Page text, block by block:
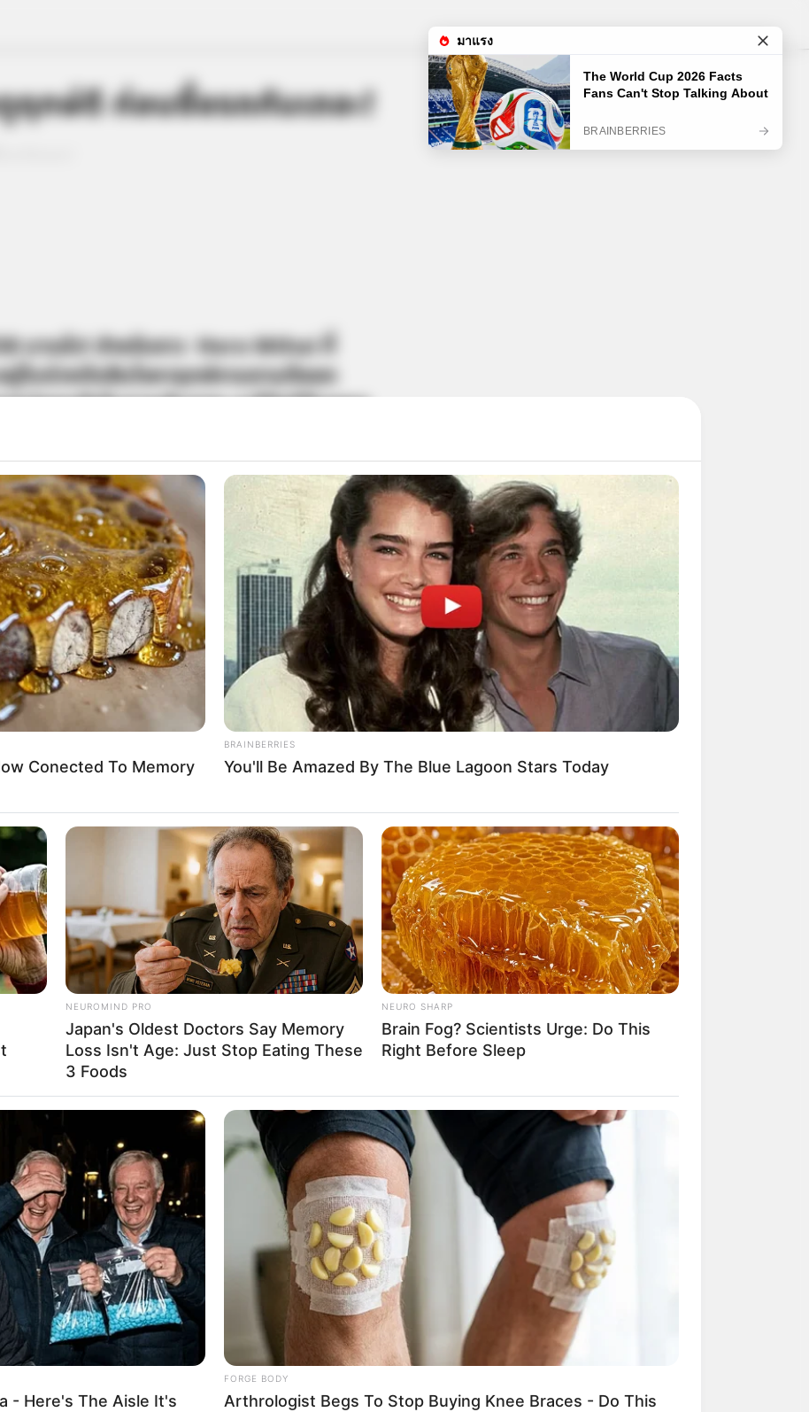
กษ์ดี ก่อนซื้อรถกันเถอะ!
าแล้ว! สำหรับชาว Horo Mthaiที่
ยู่ในช่วงตัดสินใจหาฤกษ์งามยามดีออก
ดปลอดภัยในการเดินทาง มารู้จักดิถีมงคล
วามหมายที่ควรรู้!
ที่สุด สำหรับงานมงคลทั้งหลาย
รองลงมา สำหรับงานมงคลต่างๆ
ความโชคดี และ โชคลาภ
ชนะ เหมาะสำหรับงานที่ต้องต่อสู้แข่งขัน
ำหรับงานที่ต้องขอความช่วยเหลือจากผู้ใหญ่
ดือนมกราคม
ดิถีอำมฤตโชค และ ดิถีชัยโชค
ดิถีอำมฤตโชค และ ดิถีราชาโชค
ดิถีชัยโชค และ ดิถีสิทธิโชค
2558 ดิถีมหาสิทธิโชค
ดิถีอำมฤตโชค
ดิถีอำมฤตโชค และ ดิถีราชาโชค
2558 ดิถีราชาโชค
. 2558 ดิถีราชาโชค
ดิถีสิทธิโชค
Conected To Memory
BRAINBERRIES
You'll Be Amazed By The Blue Lagoon Stars Today
NEUROMIND PRO
Japan's Oldest Doctors Say Memory
Loss Isn't Age: Just Stop Eating These
3 Foods
NEURO SHARP
Brain Fog? Scientists Urge: Do This
Right Before Sleep
- Here's The Aisle It's
FORGE BODY
Arthrologist Begs To Stop Buying Knee Braces - Do This